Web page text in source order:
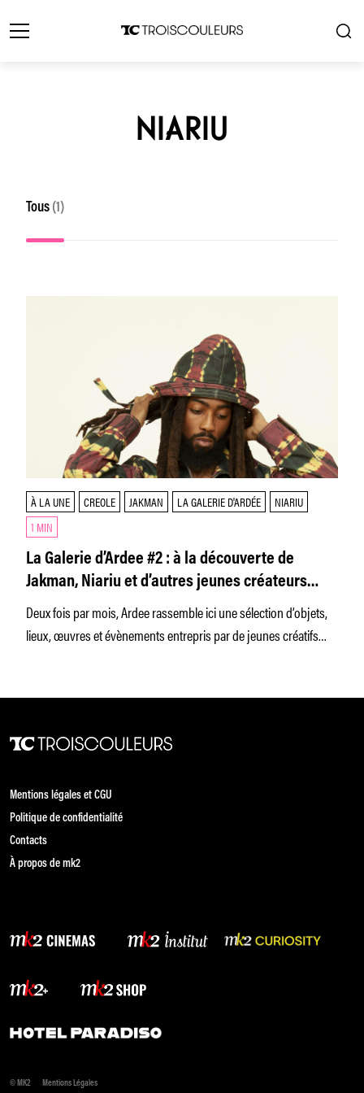
NIARIU
Tous (1)
À LA UNE CREOLE JAKMAN LA GALERIE D'ARDÉE
NIARIU
1 MIN
La Galerie d’Ardee #2 : à la découverte de
Jakman, Niariu et d’autres jeunes créateurs
passionnants
Deux fois par mois, Ardee rassemble ici une sélection d’objets,
lieux, œuvres et évènements entrepris par de jeunes créatifs
Mentions légales et CGU
Politique de confidentialité
Contacts
À propos de mk2
© MK2 Mentions Légales